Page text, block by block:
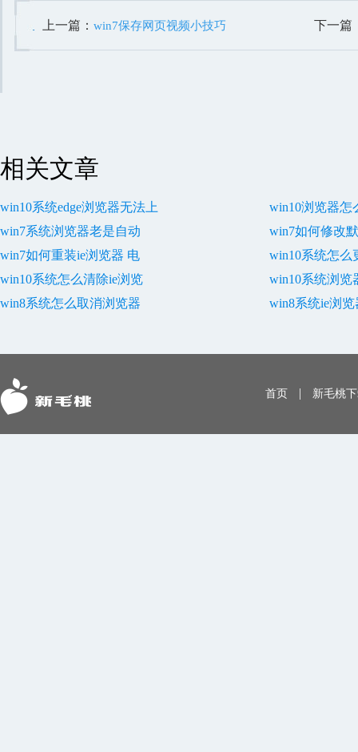
上一篇： win7保存网页视频小技巧 下一篇
相关文章
win10系统edge浏览器无法上
win10浏览器怎
win7系统浏览器老是自动
win7如何修改
win7如何重装ie浏览器 电
win10系统怎么
win10系统怎么清除ie浏览
win10系统浏览
win8系统怎么取消浏览器
win8系统ie浏
首页 | 新毛桃